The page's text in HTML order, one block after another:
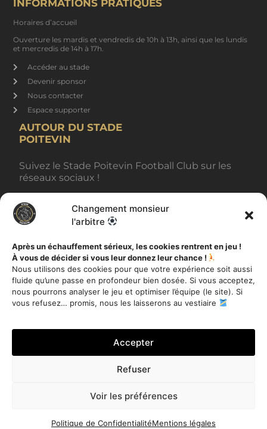
Changement monsieur
l'arbitre
Après un échauffement sérieux, les cookies rentrent en jeu !
À vous de décider si vous leur donnez leur chance !
Nous utilisons des cookies pour que votre expérience soit aussi
fluide qu’une passe en profondeur bien dosée. Si vous acceptez,
nous pourrons analyser le jeu et optimiser l’équipe (le site). Si
vous refusez… promis, nous les laisserons au vestiaire
Accepter
Refuser
Voir les préférences
Politique de ConfidentialitéMentions légales
INFORMATIONS PRATIQUES
Horaires d’accueil
Ouverture les mardis et vendredis de 10h à 13h, ainsi que les lundis
et mercredis de 14h à 17h.
Accéder au stade
Devenir sponsor
Nous contacter
Espace supporter
AUTOUR DU STADE
POITEVIN
Suivez le Stade Poitevin Football Club sur les
réseaux sociaux !
BILLETTERIE
AUTRES INFORMATIONS
Toutes les actualités
Mentions légales
Je m'inscris
Site réalisé parMiloctav